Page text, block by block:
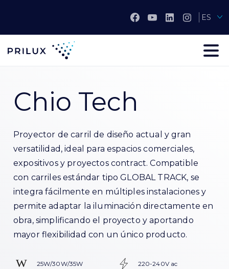
ES
Chio Tech
Proyector de carril de diseño actual y gran
versatilidad, ideal para espacios comerciales,
expositivos y proyectos contract. Compatible
con carriles estándar tipo GLOBAL TRACK, se
integra fácilmente en múltiples instalaciones y
permite adaptar la iluminación directamente en
obra, simplificando el proyecto y aportando
mayor flexibilidad con un único producto.
25W/30W/35W 220-240V ac